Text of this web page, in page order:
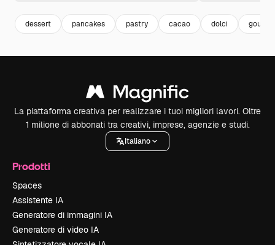
dessert pancakes pastry cacao dolci
La piattaforma creativa per realizzare i tuoi migliori lavori. Oltre
1 milione di abbonati tra creativi, imprese, agenzie e studi.
Italiano
Prodotti
Spaces
Assistente IA
Generatore di immagini IA
Generatore di video IA